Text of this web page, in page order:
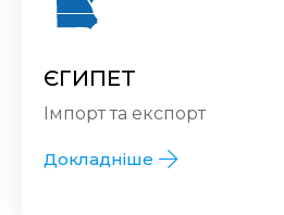
ЄГИПЕТ
Імпорт та експорт
Докладніше